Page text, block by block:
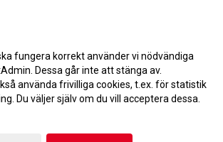
Gå till Webbversion
fungera korrekt använder vi nödvändiga
Dessa går inte att stänga av.
använda frivilliga cookies, t.ex. för statistik
Du väljer själv om du vill acceptera dessa.